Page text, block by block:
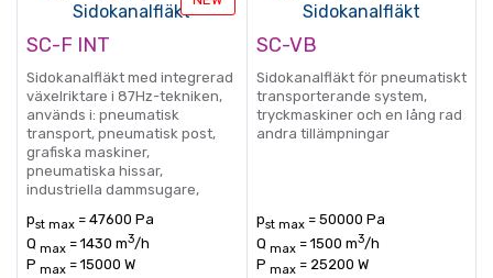
SC-F INT
Sidokanalfläkt med integrerad
växelriktare i 87Hz-tekniken,
används i: pneumatisk
transport, pneumatisk post,
grafiska maskiner,
pneumatiska hissar,
industriella dammsugare,
galvaniseringsanläggningar
etc.
pst max = 47600 Pa
Q max = 1430 m3/h
P max = 15000 W
SC-VB
Sidokanalfläkt för pneumatiskt
transporterande system,
tryckmaskiner och en lång rad
andra tillämpningar
pst max= 50000 Pa
Q max= 1500 m3/h
P max= 25200 W